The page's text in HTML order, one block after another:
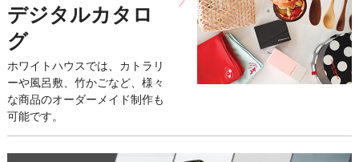
デジタルカタロ
グ
ホワイトハウスでは、カトラリ
ーや風呂敷、竹かごなど、様々
な商品のオーダーメイド制作も
可能です。